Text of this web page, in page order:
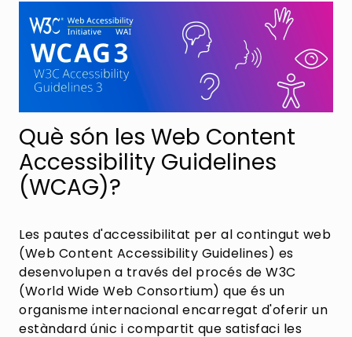
Què són les Web Content
Accessibility Guidelines
(WCAG)?
Les pautes d'accessibilitat per al contingut web
(Web Content Accessibility Guidelines) es
desenvolupen a través del procés de W3C
(World Wide Web Consortium) que és un
organisme internacional encarregat d'oferir un
estàndard únic i compartit que satisfaci les